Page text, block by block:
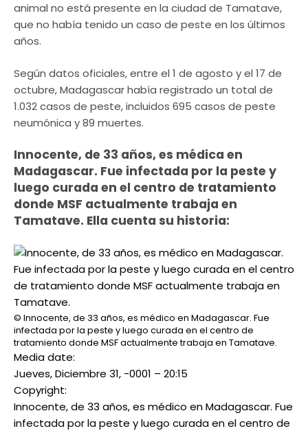
animal no está presente en la ciudad de Tamatave,
que no había tenido un caso de peste en los últimos
años.
Según datos oficiales, entre el 1 de agosto y el 17 de
octubre, Madagascar había registrado un total de
1.032 casos de peste, incluidos 695 casos de peste
neumónica y 89 muertes.
Innocente, de 33 años, es médica en
Madagascar. Fue infectada por la peste y
luego curada en el centro de tratamiento
donde MSF actualmente trabaja en
Tamatave. Ella cuenta su historia:
© Innocente, de 33 años, es médico en Madagascar. Fue
infectada por la peste y luego curada en el centro de
tratamiento donde MSF actualmente trabaja en Tamatave.
Media date:
Jueves, Diciembre 31, -0001 – 20:15
Copyright:
Innocente, de 33 años, es médico en Madagascar. Fue
infectada por la peste y luego curada en el centro de